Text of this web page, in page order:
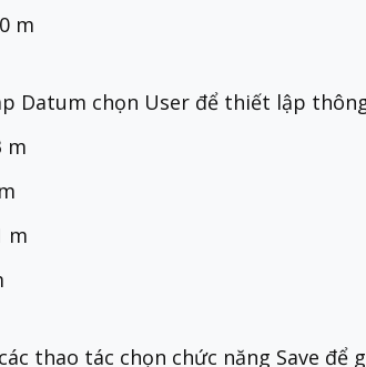
m
Datum chọn User để thiết lập
m
m
thao tác chọn chức năng Save để